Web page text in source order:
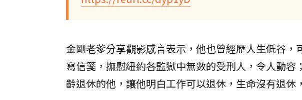
金剛老爹分享觀影感言表示，他也曾經歷人生低谷
寫信箋，撫慰紐約各監獄中無數的受刑人，令人動
齡退休的他，讓他明白工作可以退休，生命沒有退休